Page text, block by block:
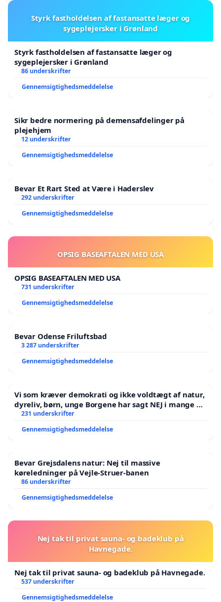
Styrk fastholdelsen af fastansatte læger og
sygeplejersker i Grønland
Styrk fastholdelsen af fastansatte læger og
sygeplejersker i Grønland
86 underskrifter
Gennemsigtighedsmeddelelse
Sikr bedre normering på demensafdelinger på
plejehjem
12 underskrifter
Gennemsigtighedsmeddelelse
Bevar Et Rart Sted at Være i Haderslev
292 underskrifter
Gennemsigtighedsmeddelelse
OPSIG BASEAFTALEN MED USA
OPSIG BASEAFTALEN MED USA
731 underskrifter
Gennemsigtighedsmeddelelse
Bevar Odense Friluftsbad
3 287 underskrifter
Gennemsigtighedsmeddelelse
Vi som kræver demokrati og ikke voldtægt af natur,
dyreliv, børn, unge Borgene har sagt NEJ i mange år.
Der er
231 underskrifter
Gennemsigtighedsmeddelelse
Bevar Grejsdalens natur: Nej til massive
køreledninger på Vejle-Struer-banen
86 underskrifter
Gennemsigtighedsmeddelelse
Nej tak til privat sauna- og badeklub på
Havnegade.
Nej tak til privat sauna- og badeklub på Havnegade.
537 underskrifter
Gennemsigtighedsmeddelelse